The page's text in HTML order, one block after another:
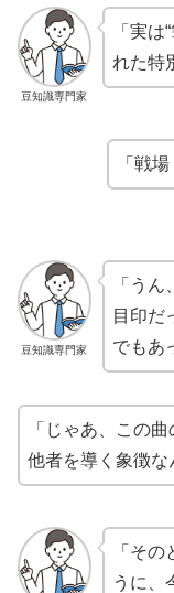
豆知識専門家
「実
れた特
「戦
豆知識専門家
「う
目印だ
でもあ
「じゃあ、この
他者を導く象徴な
「そ
うに、